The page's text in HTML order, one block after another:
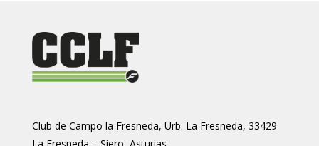
Club de Campo la Fresneda, Urb. La Fresneda, 33429